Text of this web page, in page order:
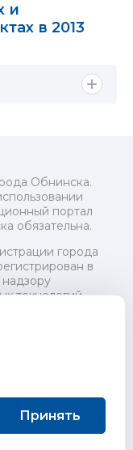
и
в 2013
Обнинска.
портал
обязательна.
города
в
технологий
24 июля
№ ФС77-73321
округа "Город
Е.А.
395-85-85
Принять